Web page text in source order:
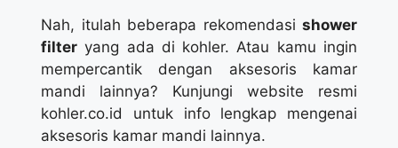
Nah, itulah beberapa rekomendasi shower
filter yang ada di kohler. Atau kamu ingin
mempercantik dengan aksesoris kamar
mandi lainnya? Kunjungi website resmi
kohler.co.id untuk info lengkap mengenai
aksesoris kamar mandi lainnya.